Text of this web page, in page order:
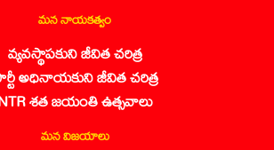
మన నాయకత్వం
వ్యవస్థాపకుని జీవిత చరిత్ర
అధినాయకుని జీవిత చరిత్ర
శత జయంతి ఉత్సవాలు
మన విజయాలు